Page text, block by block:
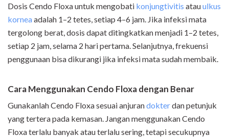
Dosis Cendo Floxa untuk mengobati konjungtivitis atauulkus
korneaadalah 1–2 tetes, setiap 4–6 jam. Jika infeksi mata
tergolong berat, dosis dapat ditingkatkan menjadi 1–2 tetes,
setiap 2 jam, selama 2 hari pertama. Selanjutnya, frekuensi
penggunaan bisa dikurangi jika infeksi mata sudah membaik.
Cara Menggunakan Cendo Floxa dengan Benar
Gunakanlah Cendo Floxa sesuai anjurandokterdan petunjuk
yang tertera pada kemasan. Jangan menggunakan Cendo
Floxa terlalu banyak atau terlalu sering, tetapi secukupnya